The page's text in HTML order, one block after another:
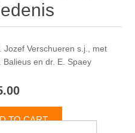
Jozef Verschueren s.j., met
en dr. E. Spaey